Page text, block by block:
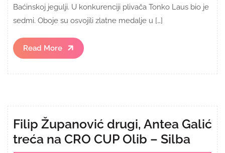
Baćinskoj jegulji. U konkurenciji plivača Tonko Laus bio je
sedmi. Oboje su osvojili zlatne medalje u […]
Read More
Read
More
Filip Županović drugi, Antea Galić
treća na CRO CUP Olib – Silba